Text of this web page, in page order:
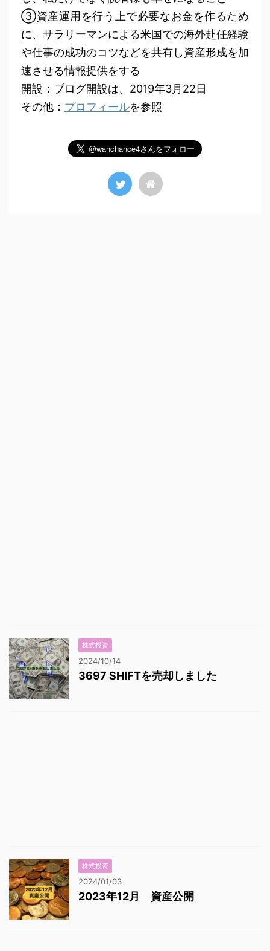
③資産運用を行う上で必要なお金を作るため
に、サラリーマンによる米国での海外赴任経験
や仕事の成功のコツなどを共有し資産形成を加
速させる情報提供をする
開設：ブログ開設は、2019年3月22日
その他： プロフィールを参照
株式投資
2024/10/14
3697 SHIFTを売却しました
株式投資
2024/01/03
2023年12月 資産公開